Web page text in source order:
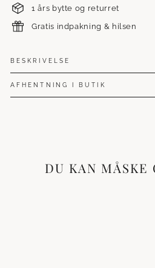
1 års bytte og returret
Gratis indpakning & hilsen
BESKRIVELSE
AFHENTNING I BUTIK
DU KAN MÅSKE